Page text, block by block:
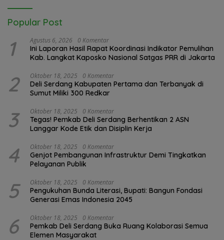
Popular Post
1 Agustus 6, 2026 0 Komentar
Ini Laporan Hasil Rapat Koordinasi Indikator Pemulihan
Kab. Langkat Kaposko Nasional Satgas PRR di Jakarta
2 Oktober 18, 2025 0 Komentar
Deli Serdang Kabupaten Pertama dan Terbanyak di
Sumut Miliki 300 Redkar
3 Oktober 18, 2025 0 Komentar
Tegas! Pemkab Deli Serdang Berhentikan 2 ASN
Langgar Kode Etik dan Disiplin Kerja
4 Oktober 18, 2025 0 Komentar
Genjot Pembangunan Infrastruktur Demi Tingkatkan
Pelayanan Publik
5 Oktober 18, 2025 0 Komentar
Pengukuhan Bunda Literasi, Bupati: Bangun Fondasi
Generasi Emas Indonesia 2045
6 Oktober 18, 2025 0 Komentar
Pemkab Deli Serdang Buka Ruang Kolaborasi Semua
Elemen Masyarakat